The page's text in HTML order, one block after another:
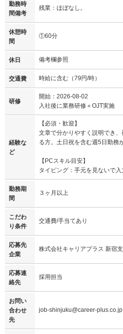
勤務時
間備考
残業：ほぼなし。
休憩時
間
①60分
休日 備考欄参照
交通費 時給に含む（79円/時）
研修
開始：2026-08-02
入社後に業務研修＋OJT実施
経験な
ど
【必須・歓迎】
文章で分かりやすく説明でき
る方。土日祝を含む週5日勤務
【PCスキル目安】
タイピング：手元を見ないで
勤務期
間
３ヶ月以上
こだわ
り条件
交通費/手当てあり
応募先
企業
株式会社キャリアプラス 新宿
応募連
絡先
採用担当
お問い
合わせ
先
job-shinjuku@career-plus.co.jp